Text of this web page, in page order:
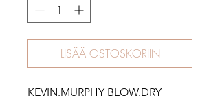
LISÄÄ OSTOSKORIIN
KEVIN.MURPHY BLOW.DRY